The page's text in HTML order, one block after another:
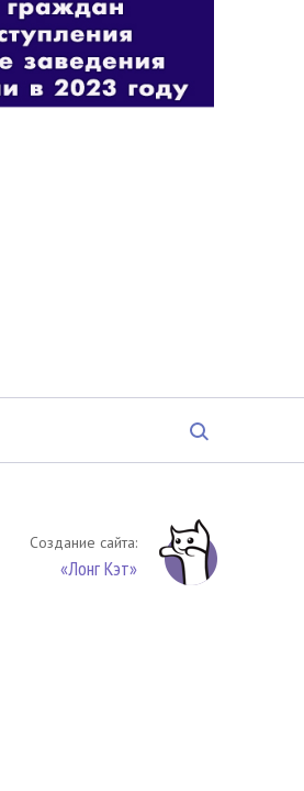
Создание сайта:
«Лонг Кэт»